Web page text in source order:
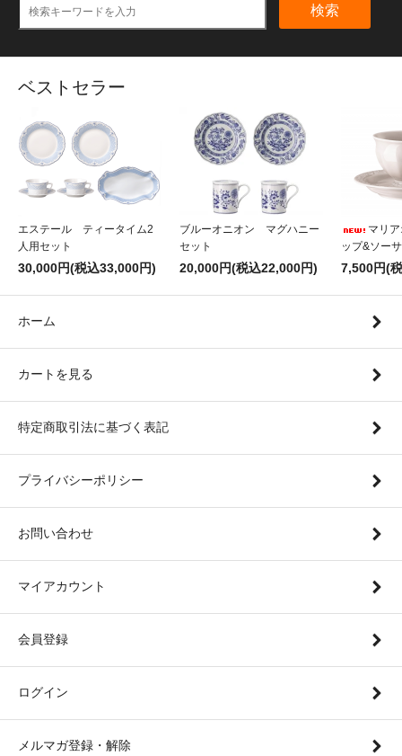
検索
ベストセラー
エステール ティータイム2
人用セット
30,000円(税込33,000円)
ブルーオニオン マグハニー
セット
20,000円(税込22,000円)
マリ
ップ&ソー
7,500円(
ホーム
カートを見る
特定商取引法に基づく表記
プライバシーポリシー
お問い合わせ
マイアカウント
会員登録
ログイン
メルマガ登録・解除